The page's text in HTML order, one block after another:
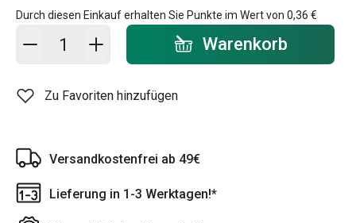
Durch diesen Einkauf erhalten Sie Punkte im Wert von 0,36 €
In den Warenkorb - Menge Warenkorb
Zu Favoriten hinzufügen
Versandkostenfrei ab 49€
Lieferung in 1-3 Werktagen!*